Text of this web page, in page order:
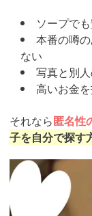
ソープで
本番の噂
ない
写真と別
高いお金
それなら匿名性
子を自分で探す
https://pcmax.jp/lp/?
ad_id=rm307152